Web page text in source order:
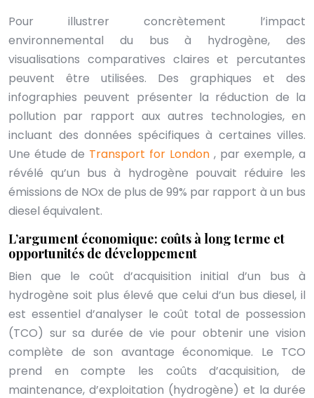
Pour illustrer concrètement l’impact
environnemental du bus à hydrogène, des
visualisations comparatives claires et percutantes
peuvent être utilisées. Des graphiques et des
infographies peuvent présenter la réduction de la
pollution par rapport aux autres technologies, en
incluant des données spécifiques à certaines villes.
Une étude de Transport for London , par exemple, a
révélé qu’un bus à hydrogène pouvait réduire les
émissions de NOx de plus de 99% par rapport à un bus
diesel équivalent.
L’argument économique: coûts à long terme et
opportunités de développement
Bien que le coût d’acquisition initial d’un bus à
hydrogène soit plus élevé que celui d’un bus diesel, il
est essentiel d’analyser le coût total de possession
(TCO) sur sa durée de vie pour obtenir une vision
complète de son avantage économique. Le TCO
prend en compte les coûts d’acquisition, de
maintenance, d’exploitation (hydrogène) et la durée